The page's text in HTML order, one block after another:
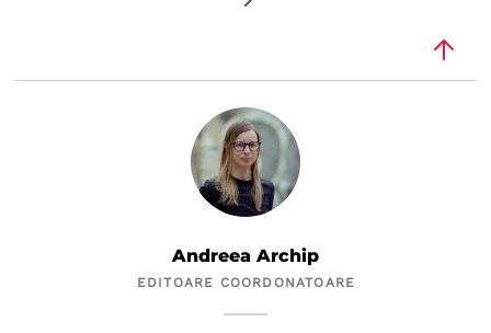
Andreea Archip
EDITOARE COORDONATOARE